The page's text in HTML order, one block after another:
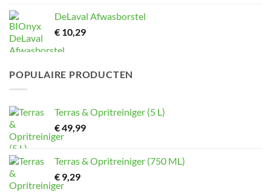
DeLaval Afwasborstel
€ 10,29
POPULAIRE PRODUCTEN
Terras & Opritreiniger (5 L)
€49,99
Terras & Opritreiniger (750 ML)
€ 9,29